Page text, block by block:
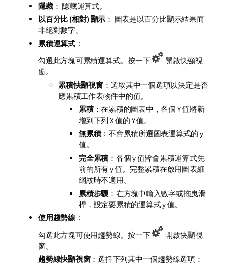
隱藏： 隱藏運算式。
以百分比 (相對) 顯示 ： 圖表是以百分比顯示結果而
非絕對數字。
累積運算式：
勾選此方塊可累積運算式。按一下
開啟快顯視
窗。
累積快顯視窗：選取其中一個選項以決定是否
應累積工作表物件中的值。
累積：在累積的圖表中，各個 Y 值將新
增到下列 X 值的 Y 值。
無累積：不會累積所選圖表運算式的 y
值。
完全累積：各個 y 值皆會累積運算式先
前的所有 y 值。完整累積在啟用圖表細
網紋時不適用。
累積步驟 ：在方塊中輸入數字或拖曳滑
桿，設定要累積的運算式 y 值。
使用趨勢線：
勾選此方塊可使用趨勢線。按一下
開啟快顯視
窗。
趨勢線快顯視窗：選擇下列其中一個趨勢線選項：